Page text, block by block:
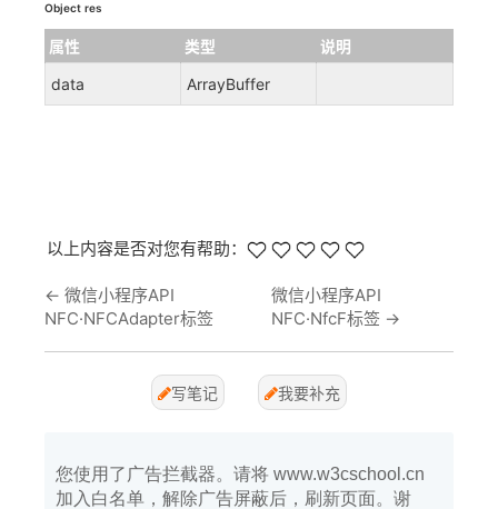
Object res
属性 类型
说明
data
ArrayBuffer
以上内容是否对您有帮助：
← 微信小程序API
NFC·NFCAdapter标签
微信小程序API
NFC·NfcF标签 →
写笔记 我要补充
您使用了广告拦截器。请将 www.w3cschool.cn
加入白名单，解除广告屏蔽后，刷新页面。谢